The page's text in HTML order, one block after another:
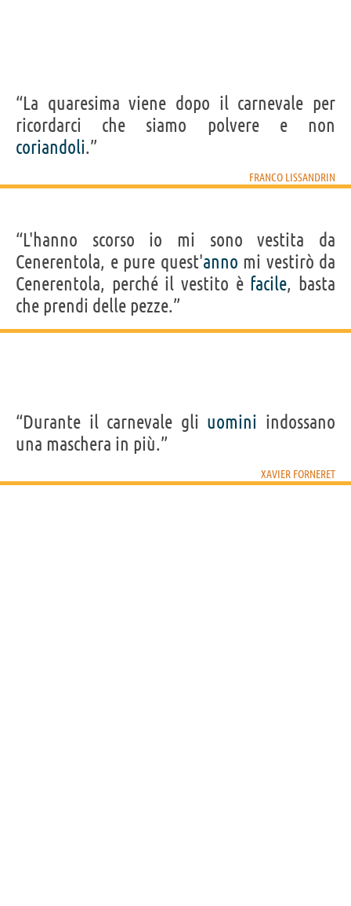
“La quaresima viene dopo il carnevale per
ricordarci che siamo polvere e non
coriandoli.”
FRANCO LISSANDRIN
“L'hanno scorso io mi sono vestita da
Cenerentola, e pure quest'anno mi vestirò da
Cenerentola, perché il vestito è facile, basta
che prendi delle pezze.”
“Durante il carnevale gli uomini indossano
una maschera in più.”
XAVIER FORNERET